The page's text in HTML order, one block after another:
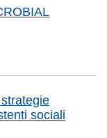
sociali